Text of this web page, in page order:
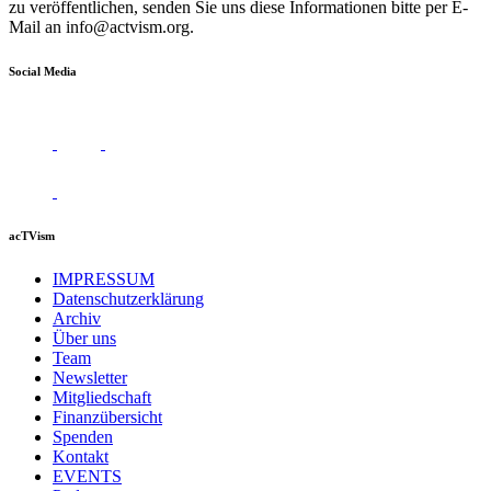
zu veröffentlichen, senden Sie uns diese Informationen bitte per E-
Mail an info@actvism.org.
Social Media
acTVism
IMPRESSUM
Datenschutzerklärung
Archiv
Über uns
Team
Newsletter
Mitgliedschaft
Finanzübersicht
Spenden
Kontakt
EVENTS